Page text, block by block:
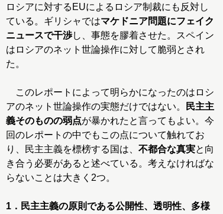
ロシアに対するEUによるロシア制裁にも反対し
ている。ギリシャではマケドニア問題にフェイク
ニュースで干渉し、事態を膠着させた。スペイン
はロシアのネット世論操作に対して脆弱とされ
た。
このレポートによって明らかになったのはロシ
アのネット世論操作の実態だけではない。
民主主
義そのものの弱点が暴かれたと言ってもよい。今
回のレポートの中でもこの点について触れてお
り、民主主義を標榜する国は、 不都合な真実と向
き合う必要があると述べている。考えなければな
らないことは大きく2つ。
1．民主主義の原則である公開性、透明性、多様